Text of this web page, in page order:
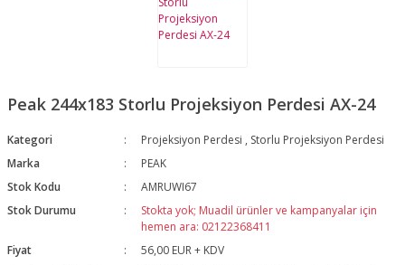
Peak 244x183 Storlu Projeksiyon Perdesi AX-24
Kategori Projeksiyon Perdesi , Storlu Projeksiyon Perdesi
Marka
PEAK
Stok Kodu
AMRUWI67
Stok Durumu
Stokta yok; Muadil ürünler ve kampanyalar için
hemen ara: 02122368411
Fiyat
56,00 EUR + KDV